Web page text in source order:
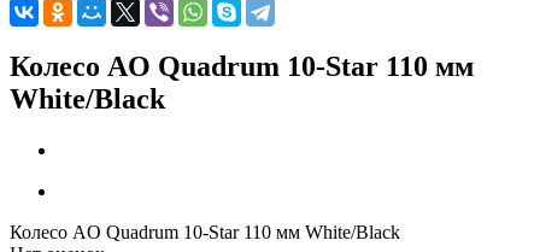
Колесо AO Quadrum 10-Star 110 мм
White/Black
Колесо AO Quadrum 10-Star 110 мм White/Black